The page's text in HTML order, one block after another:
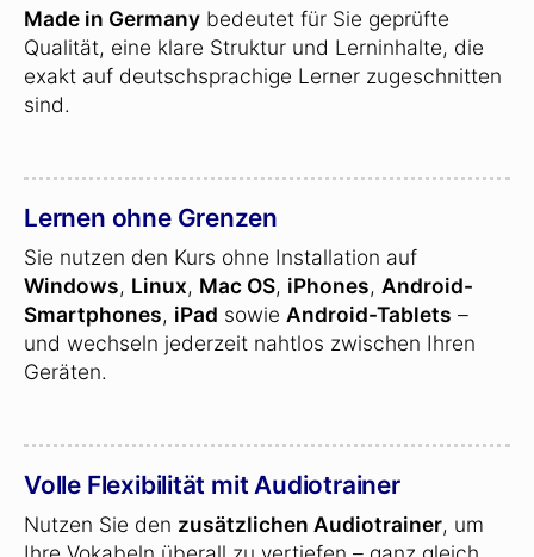
Made in Germany bedeutet für Sie geprüfte
Qualität, eine klare Struktur und Lerninhalte, die
exakt auf deutschsprachige Lerner zugeschnitten
sind.
Lernen ohne Grenzen
Sie nutzen den Kurs ohne Installation auf
Windows, Linux, Mac OS, iPhones, Android-
Smartphones, iPad sowie Android-Tablets –
und wechseln jederzeit nahtlos zwischen Ihren
Geräten.
Volle Flexibilität mit Audiotrainer
Nutzen Sie den zusätzlichen Audiotrainer, um